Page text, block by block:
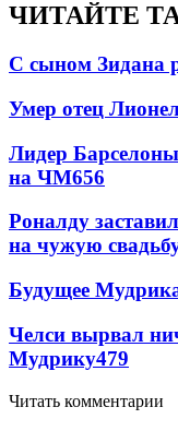
ЧИТАЙТЕ
С сыном Зидана
Умер отец
Лидер
на ЧМ656
Роналду
на чужую
Будущее
Челси вырвал
Мудрику479
Читать комментарии